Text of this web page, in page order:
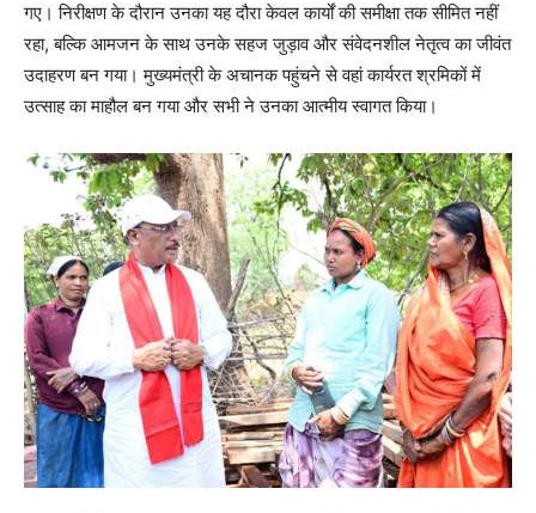
गए। निरीक्षण के दौरान उनका यह दौरा केवल कार्यों की समीक्षा तक सीमित नहीं
रहा, बल्कि आमजन के साथ उनके सहज जुड़ाव और संवेदनशील नेतृत्व का जीवंत
उदाहरण बन गया। मुख्यमंत्री के अचानक पहुंचने से वहां कार्यरत श्रमिकों में
उत्साह का माहौल बन गया और सभी ने उनका आत्मीय स्वागत किया।